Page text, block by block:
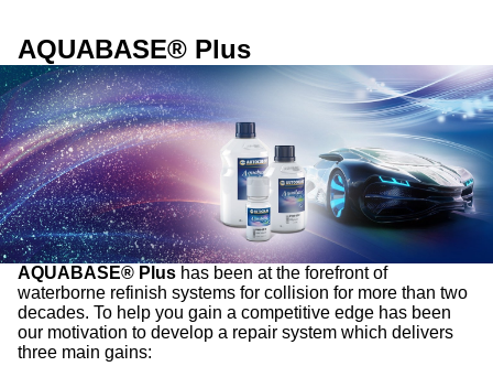
AQUABASE® Plus
AQUABASE® Plus has been at the forefront of
waterborne refinish systems for collision for more than two
decades. To help you gain a competitive edge has been
our motivation to develop a repair system which delivers
three main gains: